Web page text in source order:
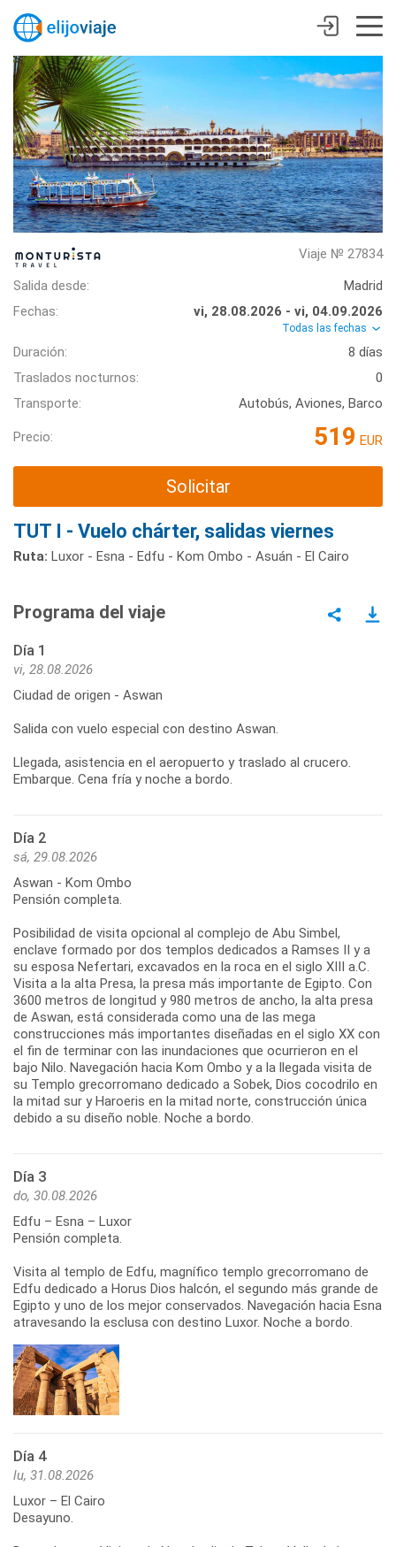
Viaje № 27834
Salida desde:
Madrid
Fechas:
vi, 28.08.2026 - vi, 04.09.2026
Todas las fechas
Duración:
8 días
Traslados nocturnos:
0
Transporte:
Autobús, Aviones, Barco
Precio: 519 EUR
Solicitar
TUT I - Vuelo chárter, salidas viernes
Ruta: Luxor - Esna - Edfu - Kom Ombo - Asuán - El Cairo
Programa del viaje
Día 1
vi, 28.08.2026
Ciudad de origen - Aswan
Salida con vuelo especial con destino Aswan.
Llegada, asistencia en el aeropuerto y traslado al crucero.
Embarque. Cena fría y noche a bordo.
Día 2
sá, 29.08.2026
Aswan - Kom Ombo
Pensión completa.
Posibilidad de visita opcional al complejo de Abu Simbel,
enclave formado por dos templos dedicados a Ramses II y a
su esposa Nefertari, excavados en la roca en el siglo XIII a.C.
Visita a la alta Presa, la presa más importante de Egipto. Con
3600 metros de longitud y 980 metros de ancho, la alta presa
de Aswan, está considerada como una de las mega
construcciones más importantes diseñadas en el siglo XX con
el fin de terminar con las inundaciones que ocurrieron en el
bajo Nilo. Navegación hacia Kom Ombo y a la llegada visita de
su Templo grecorromano dedicado a Sobek, Dios cocodrilo en
la mitad sur y Haroeris en la mitad norte, construcción única
debido a su diseño noble. Noche a bordo.
Día 3
do, 30.08.2026
Edfu – Esna – Luxor
Pensión completa.
Visita al templo de Edfu, magnífico templo grecorromano de
Edfu dedicado a Horus Dios halcón, el segundo más grande de
Egipto y uno de los mejor conservados. Navegación hacia Esna
atravesando la esclusa con destino Luxor. Noche a bordo.
Día 4
lu, 31.08.2026
Luxor – El Cairo
Desayuno.